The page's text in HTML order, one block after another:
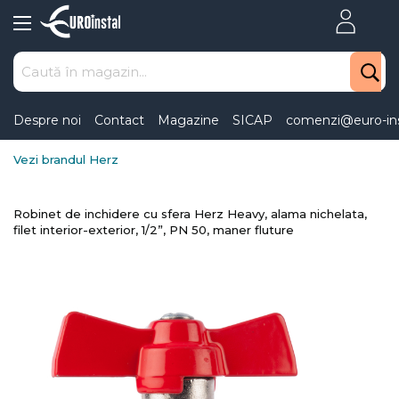
to
Content
Despre noi Contact Magazine SICAP comenzi@euro-
Vezi brandul Herz
Robinet de inchidere cu sfera Herz Heavy, alama nichelata,
filet interior-exterior, 1/2”, PN 50, maner fluture